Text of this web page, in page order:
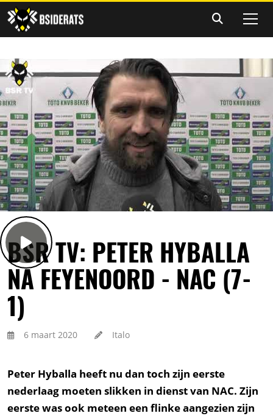
BSR TV: PETER HYBALLA
NA FEYENOORD - NAC (7-
1)
6 maart 2020 Italo
Peter Hyballa heeft nu dan toch zijn eerste
nederlaag moeten slikken in dienst van NAC. Zijn
eerste was ook meteen een flinke aangezien zijn